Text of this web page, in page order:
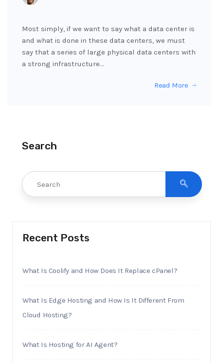
Most simply, if we want to say what a data center is
and what is done in these data centers, we must
say that a series of large physical data centers with
a strong infrastructure…
Read More
Search
Recent Posts
What Is Coolify and How Does It Replace cPanel?
What Is Edge Hosting and How Is It Different From
Cloud Hosting?
What Is Hosting for AI Agent?